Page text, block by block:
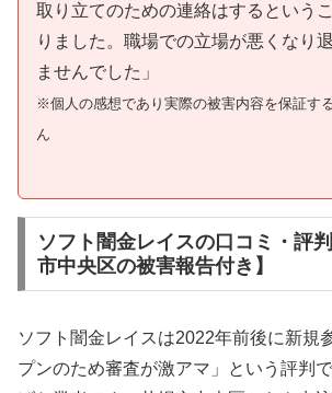
取り立てのための連絡はするという
りました。職場での立場が悪くなり
ませんでした」
※個人の感想であり実際の被害内容を保証す
ん
ソフト闇金レイスの口コミ・評
市中央区の被害報告付き】
ソフト闇金レイスは2022年前後に新規
プンのため審査が激アマ」という評判